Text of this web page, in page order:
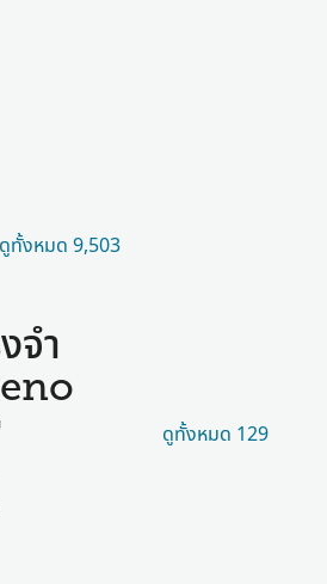
ดูทั้งหมด 9,503
จำ
ดูทั้งหมด 129